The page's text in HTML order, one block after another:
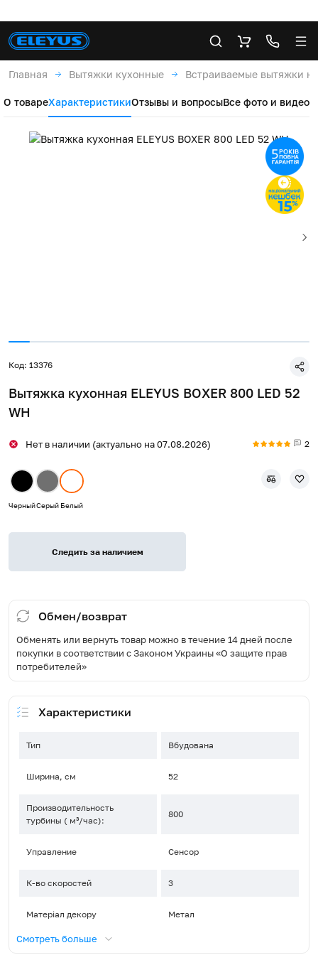
Главная Вытяжки кухонные Встраиваемые вытяжки
О товареХарактеристикиОтзывы и вопросыВсе фото и видео
Код: 13376
Вытяжка кухонная ELEYUS BOXER 800 LED 52
WH
Нет в наличии (актуально на 07.08.2026) 2
ЧерныйСерый Белый
Следить за наличием
Обмен/возврат
Обменять или вернуть товар можно в течение 14 дней после
покупки в соответствии с Законом Украины «О защите прав
потребителей»
Характеристики
Тип Вбудована
Ширина, см 52
Производительность
турбины ( м³/час):
800
Управление Сенсор
К-во скоростей 3
Матеріал декору Метал
Тип освещения
Смотреть больше